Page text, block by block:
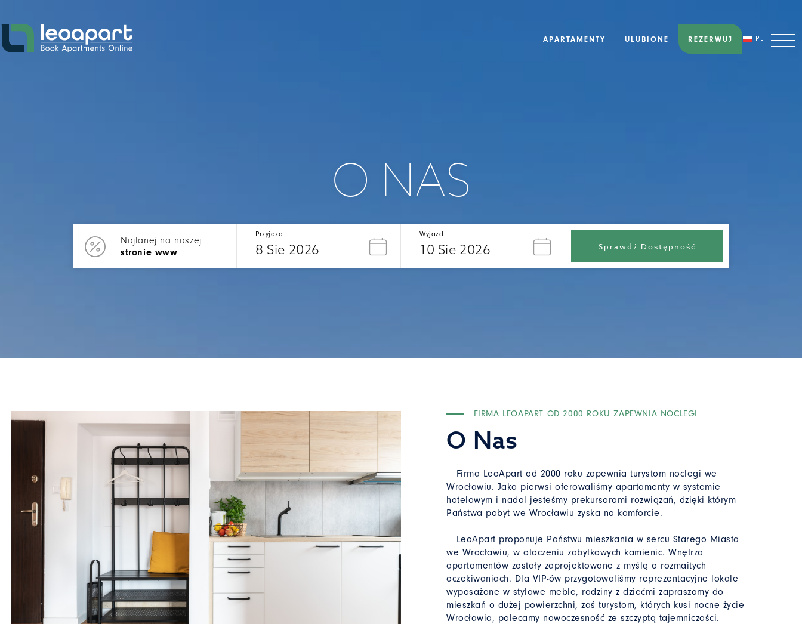
APARTAMENTY ULUBIONE REZERWUJ PL
O NAS
Najtanej na naszej
stronie www
Przyjazd
8 Sie 2026
Wyjazd
10 Sie 2026 Sprawdź Dostępność
FIRMA LEOAPART OD 2000 ROKU ZAPEWNIA NOCLEGI
O Nas
Firma LeoApart od 2000 roku zapewnia turystom noclegi we
Wrocławiu. Jako pierwsi oferowaliśmy apartamenty w systemie
hotelowym i nadal jesteśmy prekursorami rozwiązań, dzięki którym
Państwa pobyt we Wrocławiu zyska na komforcie.
LeoApart proponuje Państwu mieszkania w sercu Starego Miasta
we Wrocławiu, w otoczeniu zabytkowych kamienic. Wnętrza
apartamentów zostały zaprojektowane z myślą o rozmaitych
oczekiwaniach. Dla VIP-ów przygotowaliśmy reprezentacyjne lokale
wyposażone w stylowe meble, rodziny z dziećmi zapraszamy do
mieszkań o dużej powierzchni, zaś turystom, których kusi nocne życie
Wrocławia, polecamy nowoczesność ze szczyptą tajemniczości.